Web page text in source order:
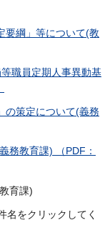
要綱」等について(教
職員定期人事異動基
の策定について(義務
務教育課) （PDF：
育課)
名をクリックしてく